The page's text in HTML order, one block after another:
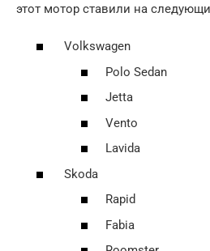
этот мотор ставили на
Volkswagen
Polo Sedan
Jetta
Vento
Lavida
Skoda
Rapid
Fabia